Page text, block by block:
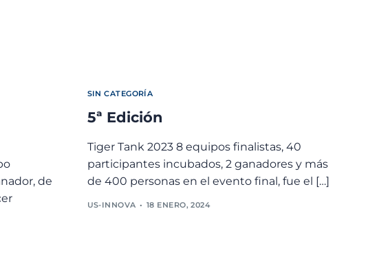
de
SIN CATEGORÍA
5ª Edición
Tiger Tank 2023 8 equipos finalistas, 40
participantes incubados, 2 ganadores y más
de 400 personas en el evento final, fue el […]
US-INNOVA 18 ENERO, 2024